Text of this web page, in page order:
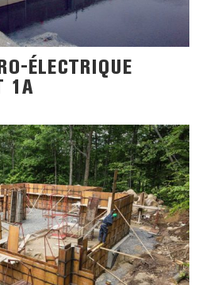
ÉLECTRIQUE
1A